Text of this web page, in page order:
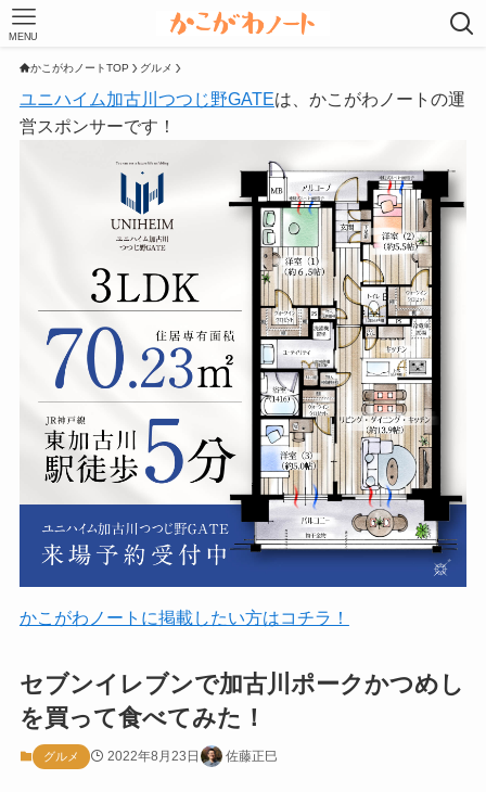
MENU
かこがわノートTOP グルメ
ユニハイム加古川つつじ野GATEは、かこがわノートの運
営スポンサーです！
かこがわノートに掲載したい方はコチラ！
セブンイレブンで加古川ポークかつめし
を買って食べてみた！
グルメ 2022年8月23日 佐藤正巳